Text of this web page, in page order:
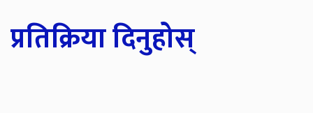
प्रतिक्रिया दिनुहोस्